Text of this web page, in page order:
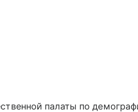
палаты по